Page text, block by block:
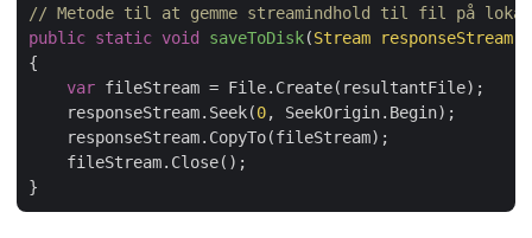
// Metode til at gemme streamindhold til fil på
public static void saveToDisk(Stream
{
var fileStream = File.Create(resultantFile);
    responseStream.Seek(
0, SeekOrigin.Begin);
    responseStream.CopyTo(fileStream);
    fileStream.Close();